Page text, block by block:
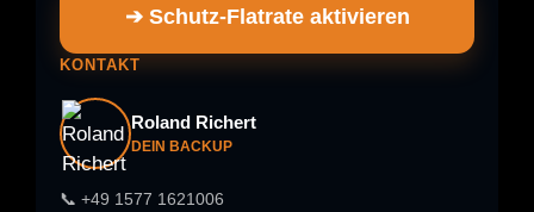
➔ Schutz-Flatrate aktivieren
KONTAKT
Roland Richert
DEIN BACKUP
📞 +49 1577 1621006